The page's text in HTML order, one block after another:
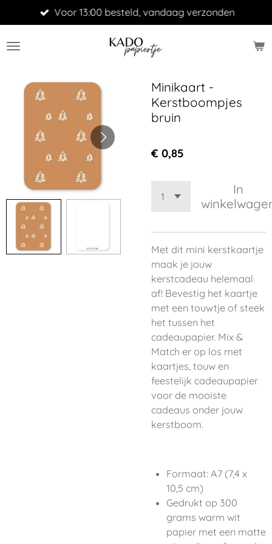
direct
naar
Voor 13:00 besteld, vandaag verzonden
Minikaart -
Kerstboompjes
bruin
€ 0,85
In
Met dit mini kerstkaartje
maak je jouw
kerstcadeau helemaal
af! Bevestig het kaartje
met een touwtje of steek
het tussen het
cadeaupapier. Mix &
Match er op los met
kaartjes, touw en
feestelijk cadeaupapier
voor de mooiste
cadeaus onder jouw
kerstboom.
Formaat: A7 (7,4 x
10,5 cm)
Gedrukt op 300
grams warm wit
papier met een matte